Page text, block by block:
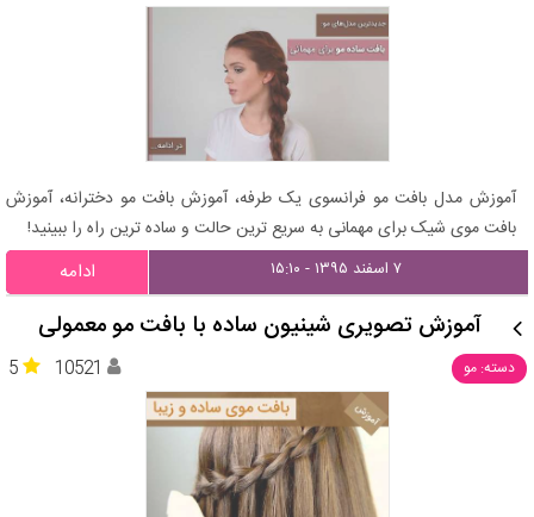
آموزش مدل بافت مو فرانسوی یک طرفه، آموزش بافت مو دخترانه، آموزش
بافت موی شیک برای مهمانی به سریع ترین حالت و ساده ترین راه را ببینید!
۷ اسفند ۱۳۹۵ - ۱۵:۱۰ ادامه
آموزش تصویری شینیون ساده با بافت مو معمولی
دسته: مو 5 10521